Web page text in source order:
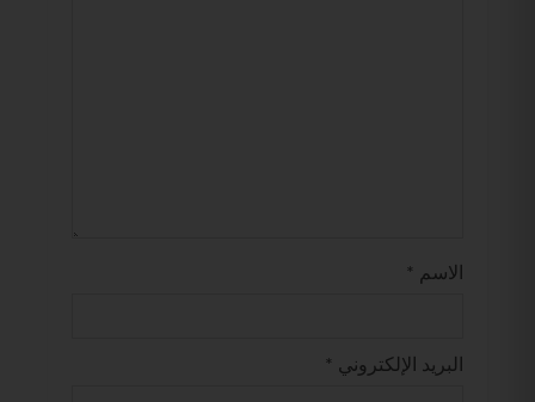
الاسم *
البريد الإلكتروني *